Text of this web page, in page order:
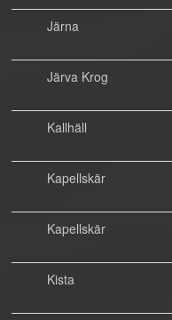
Järna
Järva Krog
Kallhäll
Kapellskär
Kapellskär
Kista